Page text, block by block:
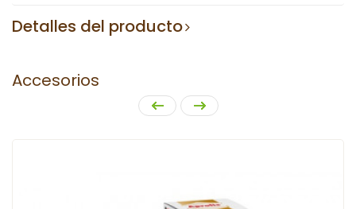
Detalles del producto
Accesorios